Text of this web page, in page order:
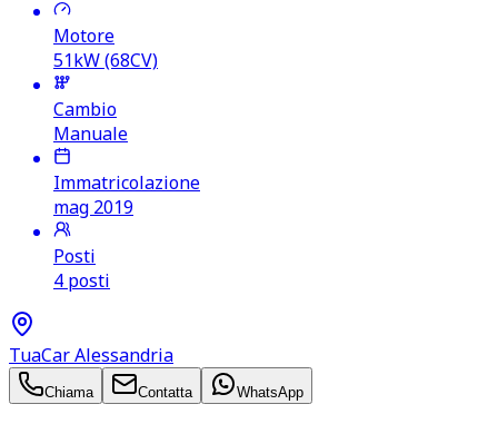
Motore
51kW (68CV)
Cambio
Manuale
Immatricolazione
mag 2019
Posti
4 posti
TuaCar Alessandria
Chiama Contatta WhatsApp